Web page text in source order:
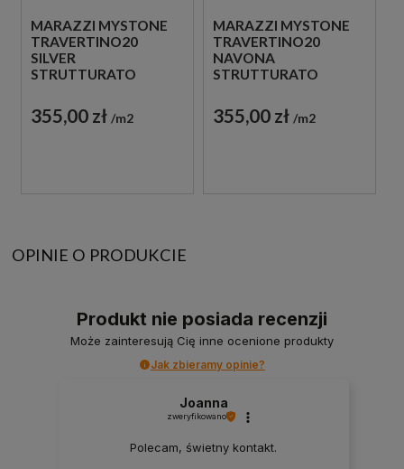
MARAZZI MYSTONE
TRAVERTINO20
SILVER
STRUTTURATO
SREBRNA PŁYTKA
TRAWERTYNOWA NA
355,00 zł m2
MARAZZI MYSTONE
TRAVERTINO20
NAVONA
STRUTTURATO
BEŻOWA PŁYTKA
TRAWERTYNOWA NA
355,00 zł m2
OPINIE O PRODUKCIE
Produkt nie posiada recenzji
Może zainteresują Cię inne ocenione produkty
Jak zbieramy opinie?
Joanna
zweryfikowano
Polecam, świetny kontakt.